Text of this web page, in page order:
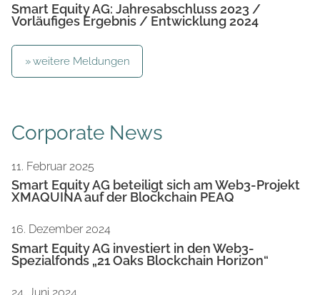
Smart Equity AG: Jahresabschluss 2023 /
Vorläufiges Ergebnis / Entwicklung 2024
weitere Meldungen
Corporate News
11. Februar 2025
Smart Equity AG beteiligt sich am Web3-Projekt
XMAQUINA auf der Blockchain PEAQ
16. Dezember 2024
Smart Equity AG investiert in den Web3-
Spezialfonds „21 Oaks Blockchain Horizon“